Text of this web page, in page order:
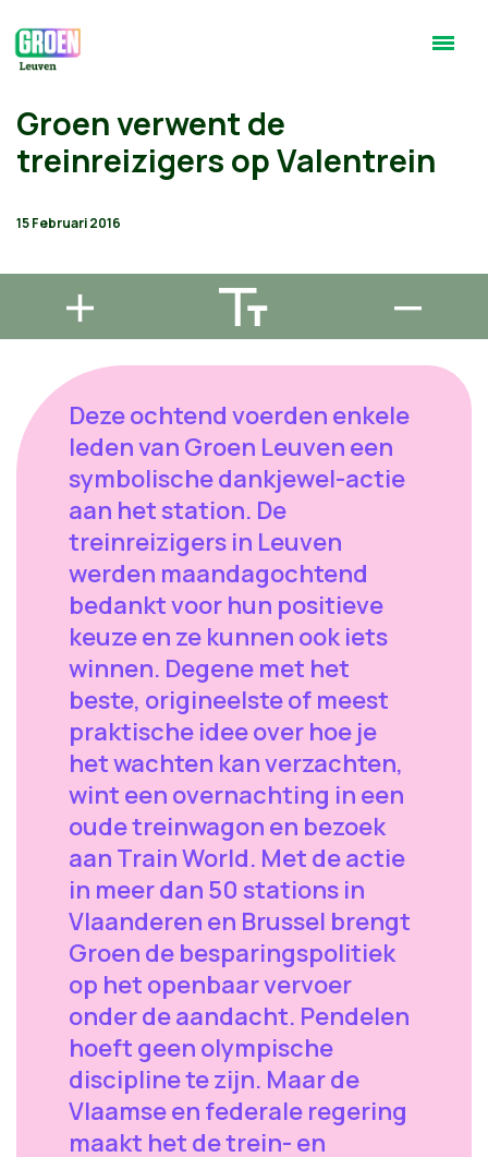
Groen verwent de
treinreizigers op Valentrein
15 Februari 2016
Deze ochtend voerden enkele
leden van Groen Leuven een
symbolische dankjewel-actie
aan het station. De
treinreizigers in Leuven
werden maandagochtend
bedankt voor hun positieve
keuze en ze kunnen ook iets
winnen. Degene met het
beste, origineelste of meest
praktische idee over hoe je
het wachten kan verzachten,
wint een overnachting in een
oude treinwagon en bezoek
aan Train World. Met de actie
in meer dan 50 stations in
Vlaanderen en Brussel brengt
Groen de besparingspolitiek
op het openbaar vervoer
onder de aandacht. Pendelen
hoeft geen olympische
discipline te zijn. Maar de
Vlaamse en federale regering
maakt het de trein- en